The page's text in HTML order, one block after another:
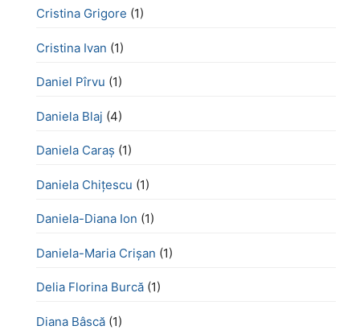
Cristina Grigore (1)
Cristina Ivan (1)
Daniel Pîrvu (1)
Daniela Blaj (4)
Daniela Caraș (1)
Daniela Chiţescu (1)
Daniela-Diana Ion (1)
Daniela-Maria Crișan (1)
Delia Florina Burcă (1)
Diana Bâscă (1)